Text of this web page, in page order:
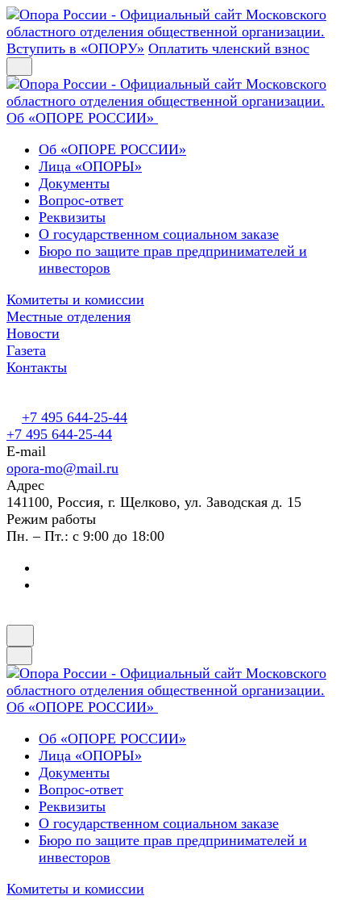
Вступить в «ОПОРУ» Оплатить членский взнос
Об «ОПОРЕ РОССИИ»
Об «ОПОРЕ РОССИИ»
Лица «ОПОРЫ»
Документы
Вопрос-ответ
Реквизиты
О государственном социальном заказе
Бюро по защите прав предпринимателей и
инвесторов
Комитеты и комиссии
Местные отделения
Новости
Газета
Контакты
+7 495 644-25-44
+7 495 644-25-44
E-mail
opora-mo@mail.ru
Адрес
141100, Россия, г. Щелково, ул. Заводская д. 15
Режим работы
Пн. – Пт.: с 9:00 до 18:00
Об «ОПОРЕ РОССИИ»
Об «ОПОРЕ РОССИИ»
Лица «ОПОРЫ»
Документы
Вопрос-ответ
Реквизиты
О государственном социальном заказе
Бюро по защите прав предпринимателей и
инвесторов
Комитеты и комиссии